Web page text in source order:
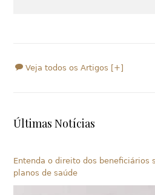
Veja todos os Artigos [+]
Últimas Notícias
Entenda o direito dos beneficiários
planos de saúde